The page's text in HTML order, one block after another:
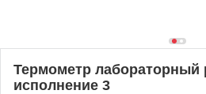
Термометр лабораторный
исполнение 3